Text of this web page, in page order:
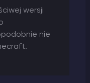
wersji
nie